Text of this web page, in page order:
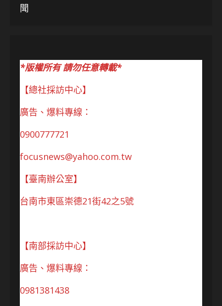
聞
*版權所有 請勿任意轉載*
【總社採訪中心】
廣告、爆料專線：
0900777721
focusnews@yahoo.com.tw
【臺南辦公室】
台南市東區崇德21街42之5號
【南部採訪中心】
廣告、爆料專線：
0981381438